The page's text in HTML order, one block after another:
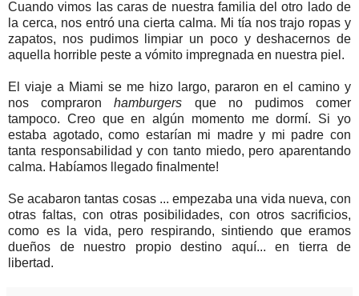
Cuando vimos las caras de nuestra familia del otro lado de
la cerca, nos entró una cierta calma. Mi tía nos trajo ropas y
zapatos, nos pudimos limpiar un poco y deshacernos de
aquella horrible peste a vómito impregnada en nuestra piel.
El viaje a Miami se me hizo largo, pararon en el camino y
nos compraronhamburgers que no pudimos comer
tampoco. Creo que en algún momento me dormí. Si yo
estaba agotado, como estarían mi madre y mi padre con
tanta responsabilidad y con tanto miedo, pero aparentando
calma. Habíamos llegado finalmente!
Se acabaron tantas cosas ... empezaba una vida nueva, con
otras faltas, con otras posibilidades, con otros sacrificios,
como es la vida, pero respirando, sintiendo que eramos
dueños de nuestro propio destino aquí... en tierra de
libertad.